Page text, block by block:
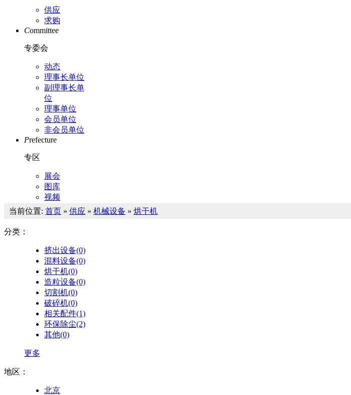
供应
求购
Committee
专委会
动态
理事长单位
副理事长单
位
理事单位
会员单位
非会员单位
Prefecture
专区
展会
图库
视频
当前位置: 首页 » 供应 » 机械设备 » 烘干机
分类：
挤出设备(0)
混料设备(0)
烘干机(0)
造粒设备(0)
切割机(0)
破碎机(0)
相关配件(1)
环保除尘(2)
其他(0)
更多
地区：
北京